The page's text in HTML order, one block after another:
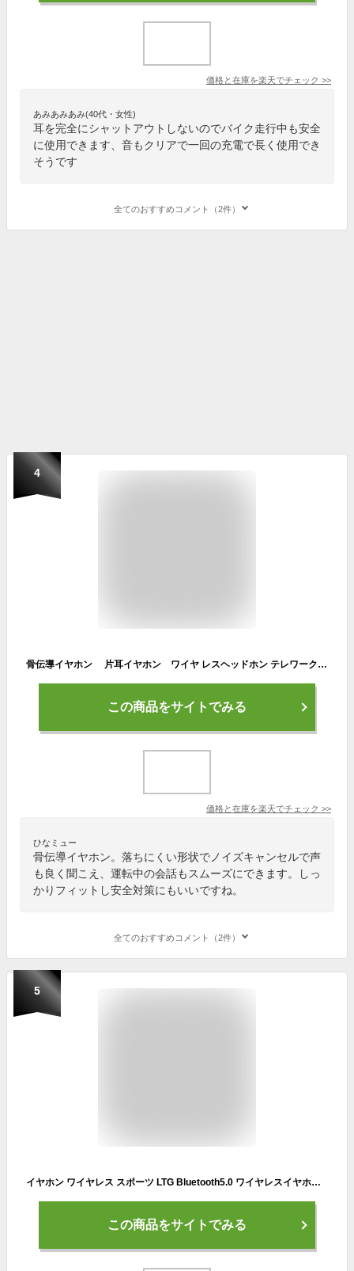
価格と在庫を楽天でチェック >>
あみあみあみ(40代・女性)
耳を完全にシャットアウトしないのでバイク走行中も安全
に使用できます、音もクリアで一回の充電で長く使用でき
そうです
全てのおすすめコメント（2件）
4
骨伝導イヤホン 片耳イヤホン ワイヤ レスヘッドホン テレワーク在宅ワークに最適 最強ノイズキャンセリングマイク運転中の通話でもきちんと相手に届きます ワイヤレスイヤホン bluetooth 5.0 骨伝導設計 無線 ブルートゥース 耳掛け
この商品をサイトでみる
価格と在庫を楽天でチェック >>
ひなミュー
骨伝導イヤホン。落ちにくい形状でノイズキャンセルで声
も良く聞こえ、運転中の会話もスムーズにできます。しっ
かりフィットし安全対策にもいいですね。
全てのおすすめコメント（2件）
5
イヤホン ワイヤレス スポーツ LTG Bluetooth5.0 ワイヤレスイヤホン マイク MB ★REV 7988260 左右兼用 片耳 高音質 イヤホン スポーツ iPhone android スマホ対応 ブルートゥース 高音質 ランニング 運動 スポーツイヤホン マイク付き ハンズフリー 片耳イヤホン スマホ
この商品をサイトでみる